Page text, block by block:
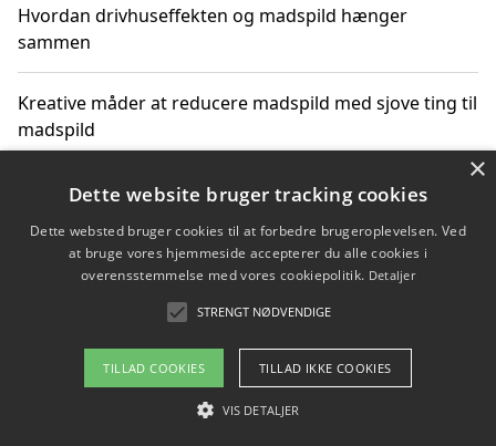
Hvordan drivhuseffekten og madspild hænger
sammen
Kreative måder at reducere madspild med sjove ting til
madspild
Sjove måder at reducere madspild med aktiviteter for
Hvor finder jeg nemme måltidskasser i Vejle
Copyright 2026 - Pilanto Aps
Om / kontakt
Blog Betingelser
×
Dette website bruger tracking cookies
Dette websted bruger cookies til at forbedre brugeroplevelsen. Ved
at bruge vores hjemmeside accepterer du alle cookies i
overensstemmelse med vores cookiepolitik. Detaljer
STRENGT NØDVENDIGE
TILLAD COOKIES TILLAD IKKE COOKIES
VIS DETALJER